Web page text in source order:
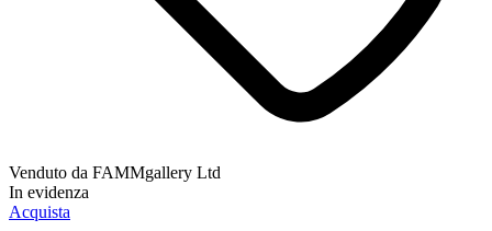
Venduto da FAMMgallery Ltd
In evidenza
Acquista